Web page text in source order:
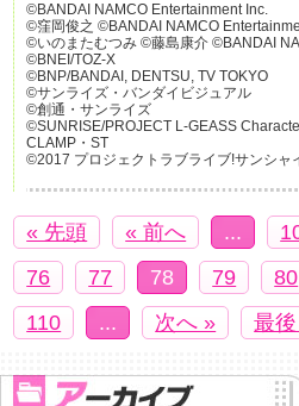
©BANDAI NAMCO Entertainment Inc.
©窪岡俊之 ©BANDAI NAMCO
©いのまたむつみ ©藤島康介 ©BANDAI
©BNEI/TOZ-X
©BNP/BANDAI, DENTSU, TV TOKYO
©サンライズ・バンダイビジュアル
©創通・サンライズ
©SUNRISE/PROJECT L-GEASS
CLAMP・ST
©2017 プロジェクトラブライブ!サンシャ
« 先頭 « 前へ ...
76
77 78 79 80
110
... 次へ » 最